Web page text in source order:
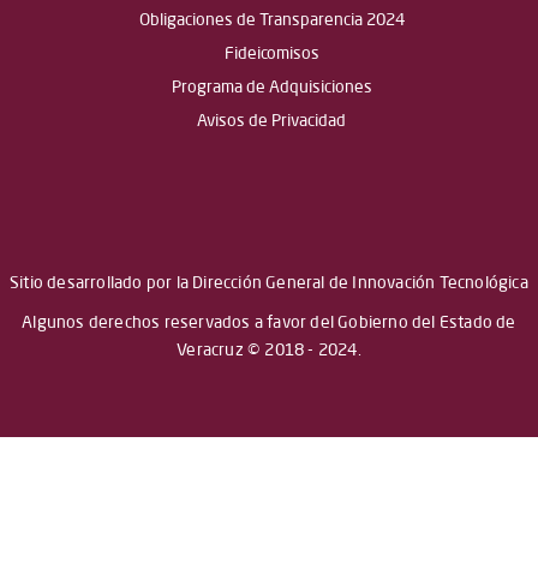
Obligaciones de Transparencia 2024
Fideicomisos
Programa de Adquisiciones
Avisos de Privacidad
Sitio desarrollado por la Dirección General de Innovación Tecnológica
Algunos derechos reservados a favor del Gobierno del Estado de
Veracruz © 2018 - 2024.